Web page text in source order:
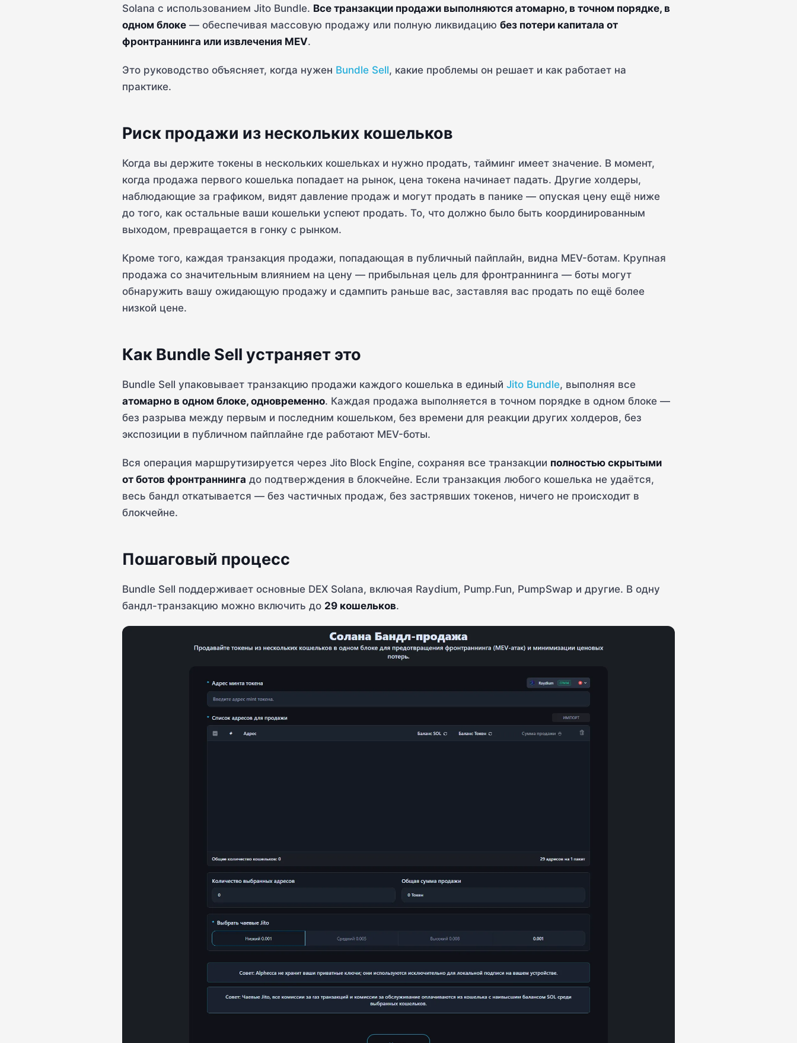
Solana с использованием Jito Bundle. Все транзакции продажи выполняются атомарно, в точном порядке, в
одном блоке — обеспечивая массовую продажу или полную ликвидацию без потери капитала от
фронтраннинга или извлечения MEV.
Это руководство объясняет, когда нужен Bundle Sell, какие проблемы он решает и как работает на
практике.
Риск продажи из нескольких кошельков
Когда вы держите токены в нескольких кошельках и нужно продать, тайминг имеет значение. В момент,
когда продажа первого кошелька попадает на рынок, цена токена начинает падать. Другие холдеры,
наблюдающие за графиком, видят давление продаж и могут продать в панике — опуская цену ещё ниже
до того, как остальные ваши кошельки успеют продать. То, что должно было быть координированным
выходом, превращается в гонку с рынком.
Кроме того, каждая транзакция продажи, попадающая в публичный пайплайн, видна MEV-ботам. Крупная
продажа со значительным влиянием на цену — прибыльная цель для фронтраннинга — боты могут
обнаружить вашу ожидающую продажу и сдампить раньше вас, заставляя вас продать по ещё более
низкой цене.
Как Bundle Sell устраняет это
Bundle Sell упаковывает транзакцию продажи каждого кошелька в единый Jito Bundle, выполняя все
атомарно в одном блоке, одновременно. Каждая продажа выполняется в точном порядке в одном блоке —
без разрыва между первым и последним кошельком, без времени для реакции других холдеров, без
экспозиции в публичном пайплайне где работают MEV-боты.
Вся операция маршрутизируется через Jito Block Engine, сохраняя все транзакции полностью скрытыми
от ботов фронтраннинга до подтверждения в блокчейне. Если транзакция любого кошелька не удаётся,
весь бандл откатывается — без частичных продаж, без застрявших токенов, ничего не происходит в
блокчейне.
Пошаговый процесс
Bundle Sell поддерживает основные DEX Solana, включая Raydium, Pump.Fun, PumpSwap и другие. В одну
бандл-транзакцию можно включить до 29 кошельков.